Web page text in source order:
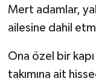
Mert adamlar,
ailesine dahil
Ona özel bir
takımına ait